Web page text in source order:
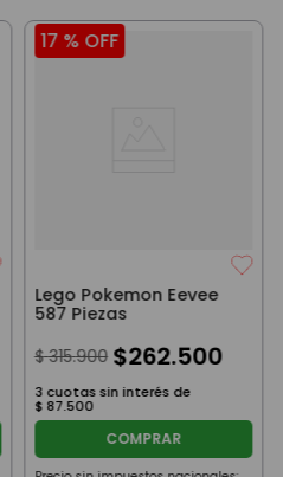
17 % OFF
Lego Pokemon Eevee
587 Piezas
$ 315.900 $262.500
3 cuotas sin interés de
$ 87.500
COMPRAR